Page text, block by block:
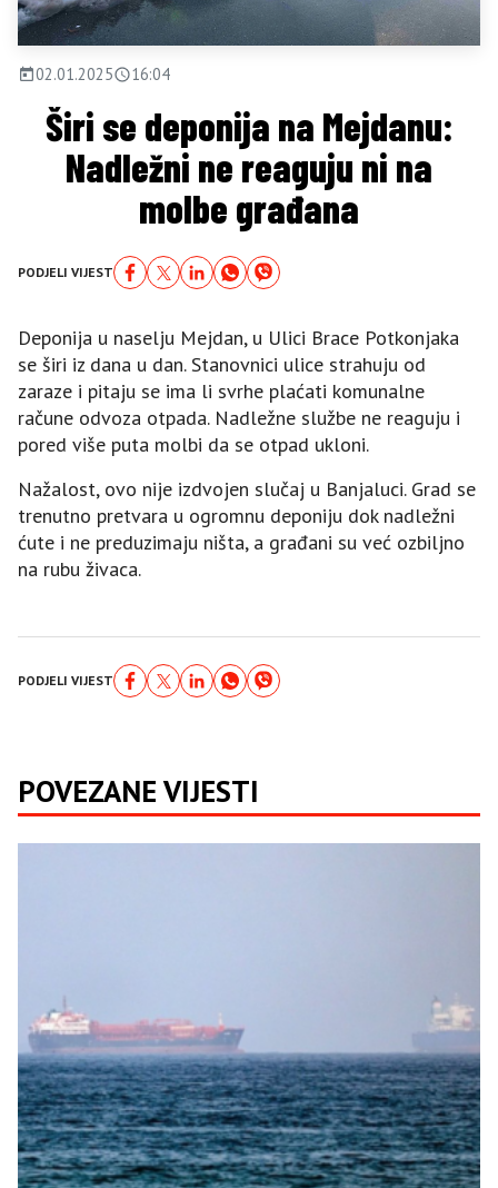
02.01.2025 16:04
Širi se deponija na Mejdanu:
Nadležni ne reaguju ni na
molbe građana
PODJELI VIJEST
Deponija u naselju Mejdan, u Ulici Brace Potkonjaka
se širi iz dana u dan. Stanovnici ulice strahuju od
zaraze i pitaju se ima li svrhe plaćati komunalne
račune odvoza otpada. Nadležne službe ne reaguju i
pored više puta molbi da se otpad ukloni.
Nažalost, ovo nije izdvojen slučaj u Banjaluci. Grad se
trenutno pretvara u ogromnu deponiju dok nadležni
ćute i ne preduzimaju ništa, a građani su već ozbiljno
na rubu živaca.
PODJELI VIJEST
POVEZANE VIJESTI